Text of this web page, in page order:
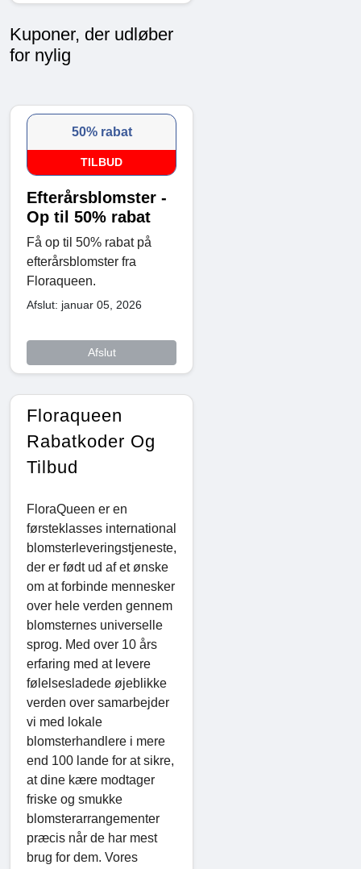
Kuponer, der udløber
for nylig
50% rabat
TILBUD
Efterårsblomster -
Op til 50% rabat
Få op til 50% rabat på
efterårsblomster fra
Floraqueen.
Afslut: januar 05, 2026
Afslut
Floraqueen
Rabatkoder Og
Tilbud
FloraQueen er en
førsteklasses international
blomsterleveringstjeneste,
der er født ud af et ønske
om at forbinde mennesker
over hele verden gennem
blomsternes universelle
sprog. Med over 10 års
erfaring med at levere
følelsesladede øjeblikke
verden over samarbejder
vi med lokale
blomsterhandlere i mere
end 100 lande for at sikre,
at dine kære modtager
friske og smukke
blomsterarrangementer
præcis når de har mest
brug for dem. Vores